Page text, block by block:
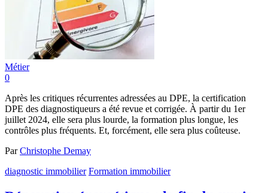
Métier
0
Après les critiques récurrentes adressées au DPE, la certification
DPE des diagnostiqueurs a été revue et corrigée. À partir du 1er
juillet 2024, elle sera plus lourde, la formation plus longue, les
contrôles plus fréquents. Et, forcément, elle sera plus coûteuse.
ParChristophe Demay
diagnostic immobilier Formation immobilier